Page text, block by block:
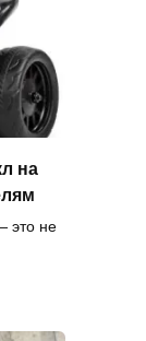
на
это не